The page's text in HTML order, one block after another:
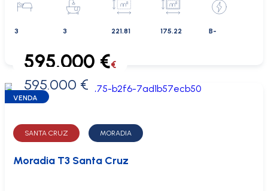
3 3 221.81 175.22 B-
0 €
595.000 €€
595.000 €
VENDA
SANTA CRUZ MORADIA
Moradia T3 Santa Cruz